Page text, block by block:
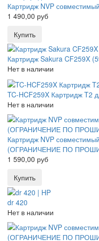
Картридж NVP
1 490,00 руб
Картридж Sakura CF259X
Нет в наличии
TC-HCF259X Картридж T2
Нет в наличии
Картридж NVP
(ОГРАНИЧЕНИЕ ПО
1 590,00 руб
dr 420
Нет в наличии